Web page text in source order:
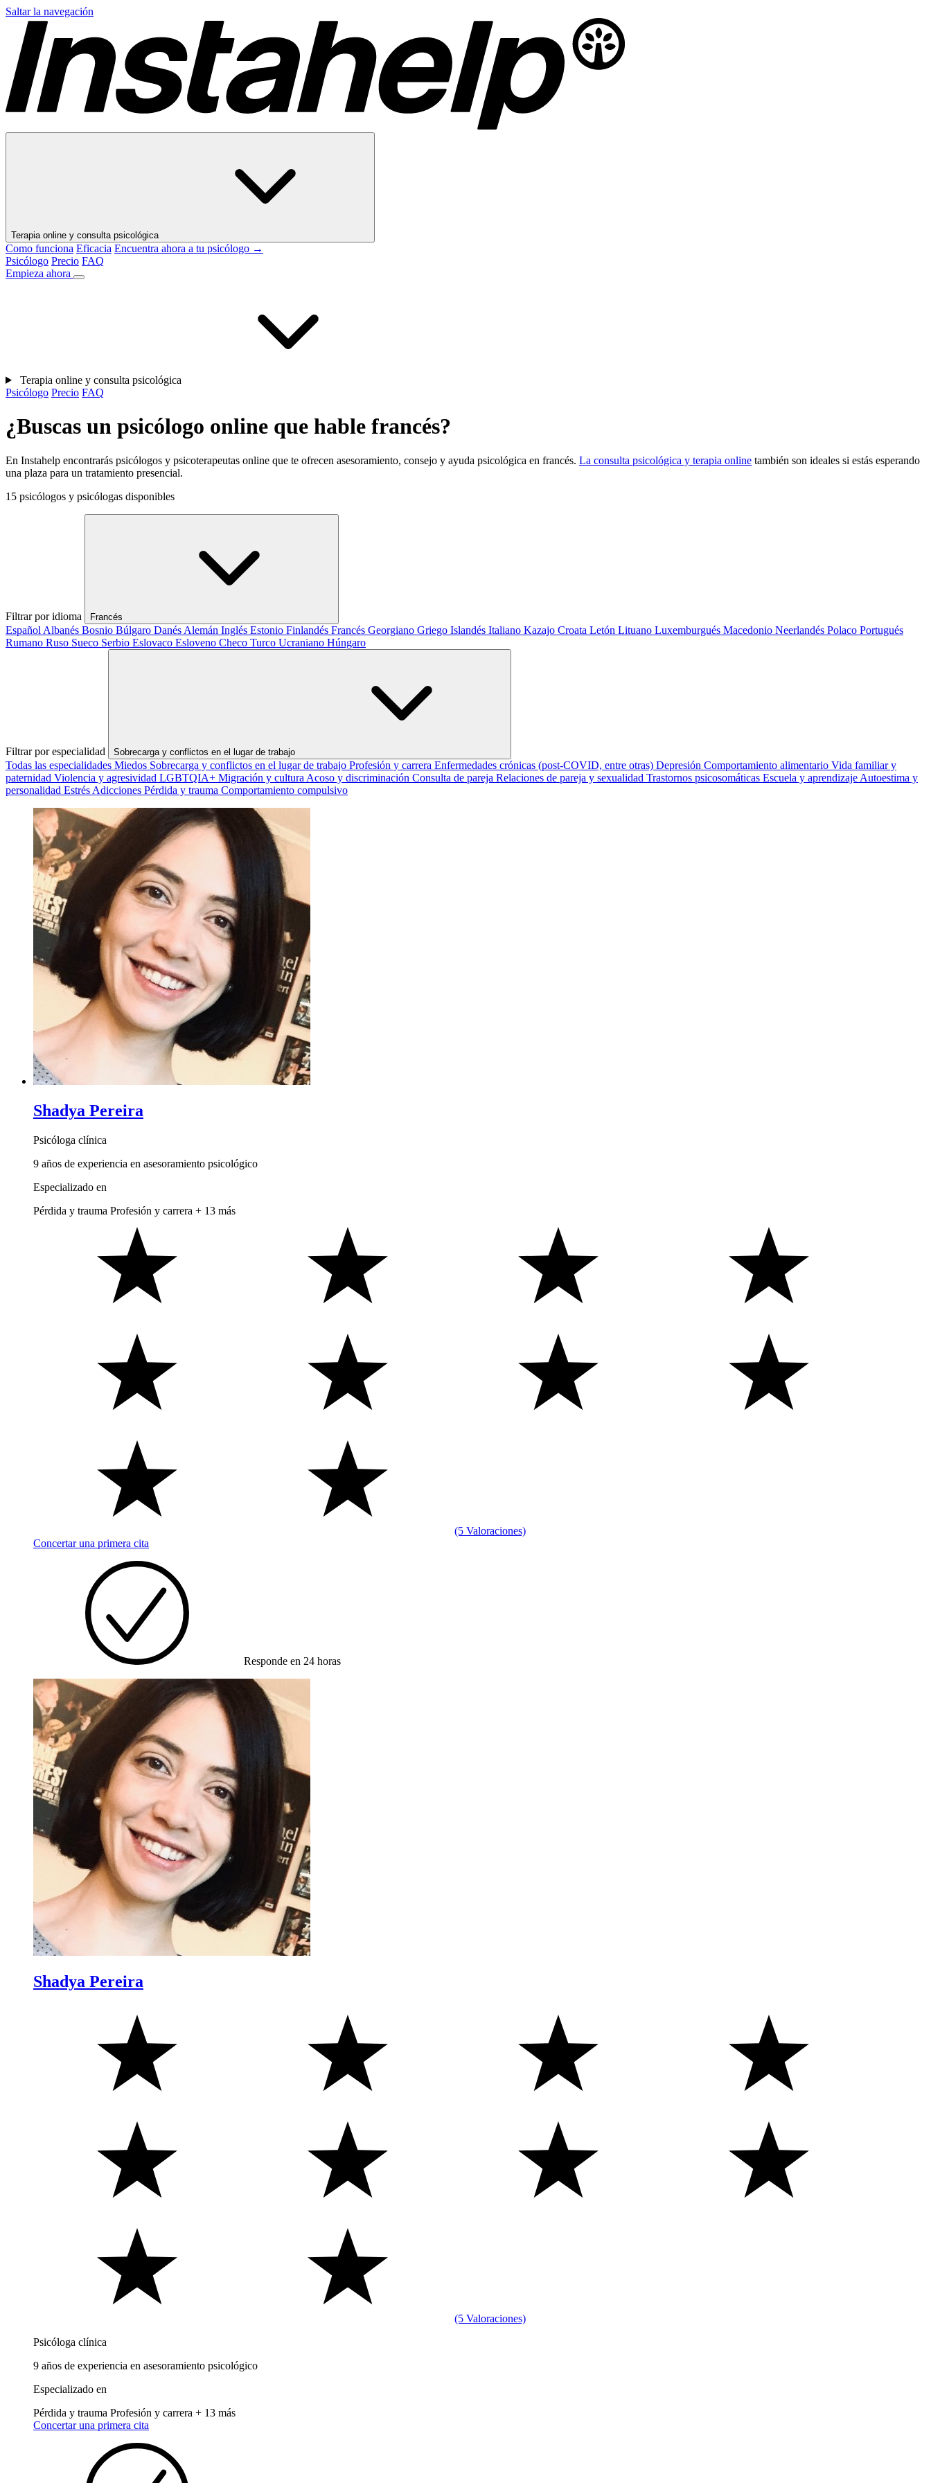
Saltar la navegación
Terapia online y consulta psicológica
Como funciona Eficacia Encuentra ahora a tu psicólogo →
Psicólogo Precio FAQ
Empieza ahora
Terapia online y consulta psicológica
Psicólogo Precio FAQ
¿Buscas un psicólogo online que hable francés?
En Instahelp encontrarás psicólogos y psicoterapeutas online que te ofrecen asesoramiento, consejo y ayuda psicológica en francés. La consulta psicológica y terapia online también son ideales si estás esperando
una plaza para un tratamiento presencial.
15 psicólogos y psicólogas disponibles
Filtrar por idioma Francés
Español Albanés Bosnio Búlgaro Danés Alemán Inglés Estonio Finlandés Francés Georgiano Griego Islandés Italiano Kazajo Croata Letón Lituano Luxemburgués Macedonio Neerlandés Polaco Portugués
Rumano Ruso Sueco Serbio Eslovaco Esloveno Checo Turco Ucraniano Húngaro
Filtrar por especialidad Sobrecarga y conflictos en el lugar de trabajo
Todas las especialidades Miedos Sobrecarga y conflictos en el lugar de trabajo Profesión y carrera Enfermedades crónicas (post-COVID, entre otras) Depresión Comportamiento alimentario Vida familiar y
paternidad Violencia y agresividad LGBTQIA+ Migración y cultura Acoso y discriminación Consulta de pareja Relaciones de pareja y sexualidad Trastornos psicosomáticas Escuela y aprendizaje Autoestima y
personalidad Estrés Adicciones Pérdida y trauma Comportamiento compulsivo
Shadya Pereira
Psicóloga clínica
9 años de experiencia en asesoramiento psicológico
Especializado en
Pérdida y trauma Profesión y carrera + 13 más
(5 Valoraciones)
Concertar una primera cita
Responde en 24 horas
Shadya Pereira
(5 Valoraciones)
Psicóloga clínica
9 años de experiencia en asesoramiento psicológico
Especializado en
Pérdida y trauma Profesión y carrera + 13 más
Concertar una primera cita